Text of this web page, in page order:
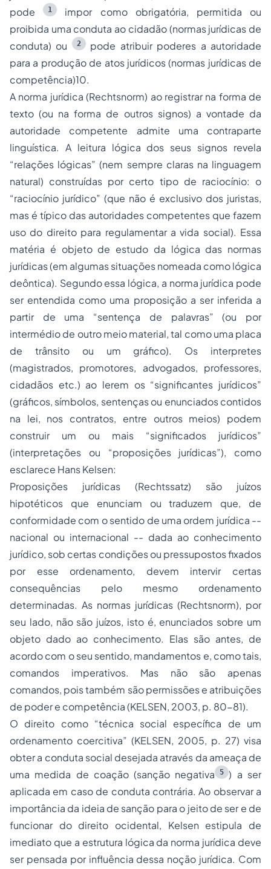
pode
1
impor como obrigatória, permitida ou
proibida uma conduta ao cidadão (normas jurídicas de
conduta) ou
2 pode atribuir poderes a autoridade
para a produção de atos jurídicos (normas jurídicas de
competência)10.
A norma jurídica (Rechtsnorm) ao registrar na forma de
texto (ou na forma de outros signos) a vontade da
autoridade competente admite uma contraparte
linguística. A leitura lógica dos seus signos revela
“relações lógicas” (nem sempre claras na linguagem
natural) construídas por certo tipo de raciocínio: o
“raciocínio jurídico” (que não é exclusivo dos juristas,
mas é típico das autoridades competentes que fazem
uso do direito para regulamentar a vida social). Essa
matéria é objeto de estudo da lógica das normas
jurídicas (em algumas situações nomeada como lógica
deôntica). Segundo essa lógica, a norma jurídica pode
ser entendida como uma proposição a ser inferida a
partir de uma “sentença de palavras” (ou por
intermédio de outro meio material, tal como uma placa
de trânsito ou um gráfico). Os interpretes
(magistrados, promotores, advogados, professores,
cidadãos etc.) ao lerem os “significantes jurídicos”
(gráficos, símbolos, sentenças ou enunciados contidos
na lei, nos contratos, entre outros meios) podem
construir um ou mais “significados jurídicos”
(interpretações ou “proposições jurídicas”), como
esclarece Hans Kelsen:
Proposições jurídicas (Rechtssatz) são juízos
hipotéticos que enunciam ou traduzem que, de
conformidade com o sentido de uma ordem jurídica --
nacional ou internacional -- dada ao conhecimento
jurídico, sob certas condições ou pressupostos fixados
por esse ordenamento, devem intervir certas
consequências pelo mesmo ordenamento
determinadas. As normas jurídicas (Rechtsnorm), por
seu lado, não são juízos, isto é, enunciados sobre um
objeto dado ao conhecimento. Elas são antes, de
acordo com o seu sentido, mandamentos e, como tais,
comandos imperativos. Mas não são apenas
comandos, pois também são permissões e atribuições
de poder e competência (KELSEN, 2003, p. 80-81).
O direito como “técnica social específica de um
ordenamento coercitiva” (KELSEN, 2005, p. 27) visa
obter a conduta social desejada através da ameaça de
uma medida de coação (sanção negativa 5
) a ser
aplicada em caso de conduta contrária. Ao observar a
importância da ideia de sanção para o jeito de ser e de
funcionar do direito ocidental, Kelsen estipula de
imediato que a estrutura lógica da norma jurídica deve
ser pensada por influência dessa noção jurídica. Com